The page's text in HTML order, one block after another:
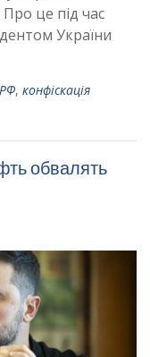
це під час
України
, конфіскація
обвалять